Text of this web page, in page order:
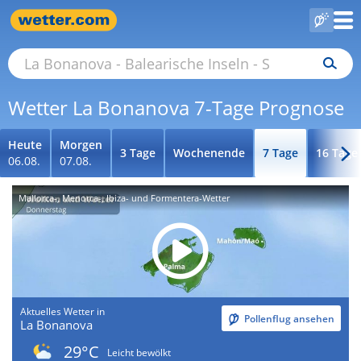
Wetter La Bonanova 7-Tage Prognose
Heute
06.08.
Morgen
07.08.
3 Tage Wochenende 7 Tage 16 Tage
Mallorca-, Menorca-, Ibiza- und Formentera-Wetter
Aktuelles Wetter in
La Bonanova Pollenflug ansehen
29°C
Leicht bewölkt